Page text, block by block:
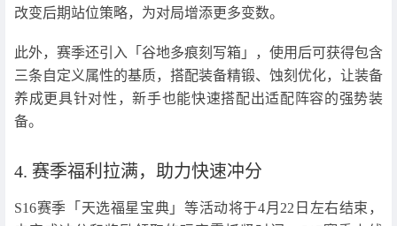
改变后期站位策略，为对局增添更多变数。
此外，赛季还引入「谷地多痕刻写箱」，使用后可获得包含
三条自定义属性的基质，搭配装备精锻、蚀刻优化，让装备
养成更具针对性，新手也能快速搭配出适配阵容的强势装
备。
4. 赛季福利拉满，助力快速冲分
S16赛季「天选福星宝典」等活动将于4月22日左右结束，